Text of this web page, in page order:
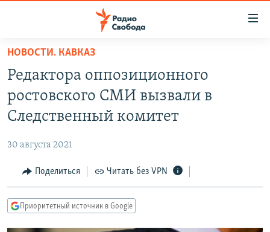
упрощенного
доступа
основному
Вернутся
Вернутся
ПОДКАСТЫ
АВТОРСКИЕ ПРОЕКТЫ
МНЕНИЯ
КУЛЬТУРА
КАВКАЗ.РЕАЛИИ
НОВОСТИ. КАВКАЗ
Редактора оппозиционного
ростовского СМИ вызвали в
Следственный комитет
30 августа 2021
Поделиться Читать без VPN
Приоритетный источник в Google